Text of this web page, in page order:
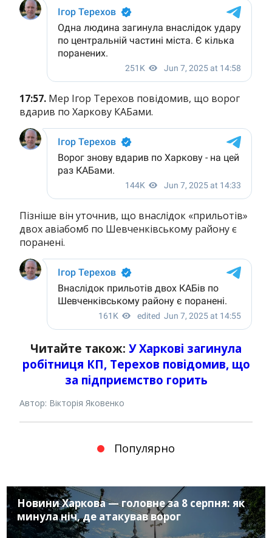
17:57. Мер Ігор Терехов повідомив, що ворог
вдарив по Харкову КАБами.
Пізніше він уточнив, що внаслідок «прильотів»
двох авіабомб по Шевченківському району є
поранені.
Читайте також: У Харкові загинула
робітниця КП, Терехов повідомив, що
за підприємство горить
Автор: Вікторія Яковенко
Популярно
Новини Харкова — головне за 8 серпня: як
минула ніч, де атакував ворог